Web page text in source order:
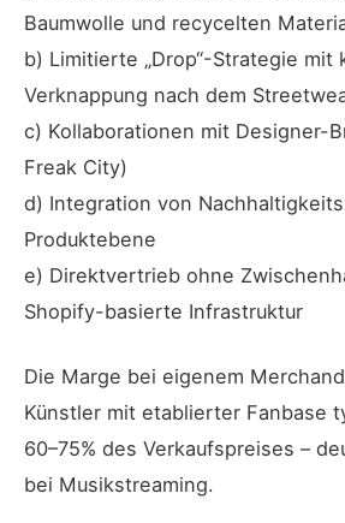
Baumwolle und recycelten
b) Limitierte „Drop“-Strategie mit
Verknappung nach dem
c) Kollaborationen mit Designer-
Freak City)
d) Integration von
Produktebene
e) Direktvertrieb ohne
Shopify-basierte Infrastruktur
Die Marge bei eigenem
Künstler mit etablierter Fanbase
60–75% des Verkaufspreises –
bei Musikstreaming.